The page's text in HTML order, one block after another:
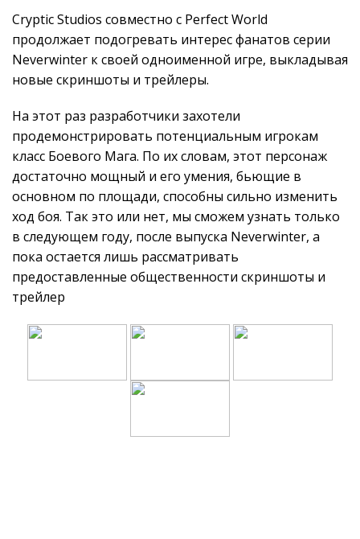
Cryptic Studios совместно с Perfect World
продолжает подогревать интерес фанатов серии
Neverwinter к своей одноименной игре, выкладывая
новые скриншоты и трейлеры.
На этот раз разработчики захотели
продемонстрировать потенциальным игрокам
класс Боевого Мага. По их словам, этот персонаж
достаточно мощный и его умения, бьющие в
основном по площади, способны сильно изменить
ход боя. Так это или нет, мы сможем узнать только
в следующем году, после выпуска Neverwinter, а
пока остается лишь рассматривать
предоставленные общественности скриншоты и
трейлер